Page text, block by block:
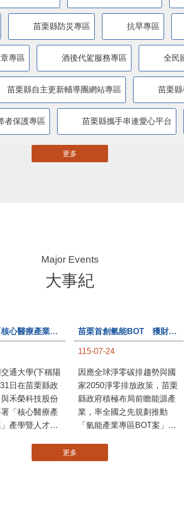
苗栗縣防災專區 抗旱專區
專區 酒後代駕服務專區 全民
苗栗縣自主更新輔導團網站專區 苗栗
者保護專區 苗栗縣攜手串連愛心平台
更多
大事紀
縣長見證「核心醫療產業推動園區」產學合作簽約儀式
通大學(下稱陽
日在苗栗縣政
禾榮科技股份
「核心醫療產
產學暨人才培
苗栗首創氫能BOT 獲財政部「突破之翼」肯定
115-07-24
因應全球淨零碳排趨勢與國
家2050淨零排放政策，苗栗
縣政府積極布局前瞻能源產
業，率全國之先規劃推動
「氫能產業專區BOT案」，
更多